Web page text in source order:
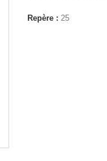
Repère : 25